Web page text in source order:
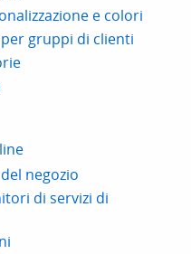
e colori
gruppi di clienti
negozio
di servizi di